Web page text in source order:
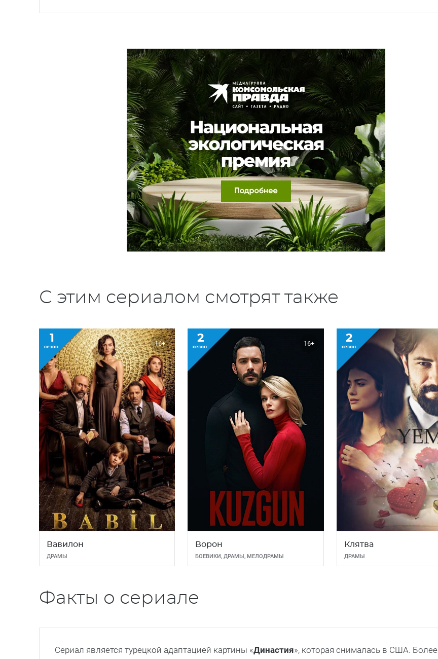
С этим сериалом смотрят также
1
сезон 16+
Вавилон
ДРАМЫ
2
сезон 16+
Ворон
БОЕВИКИ,ДРАМЫ, МЕЛОДРАМЫ
2
сезон
Клятва
ДРАМЫ
Факты о сериале
Сериал является турецкой адаптацией картины «Династия», которая снималась в США. Более